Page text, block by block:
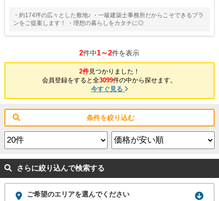
・約174坪の広々とした敷地♪ ・一級建築士事務所だからこそできるプラ
ンをご提案します！ ・理想の暮らしをカタチに◎
2件中1～2件を表示
2件見つかりました！
会員登録をすると全3099件の中から探せます。
今すぐ見る
条件を絞り込む
さらに絞り込んで検索する
ご希望のエリアを選んでください